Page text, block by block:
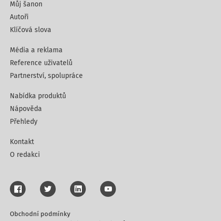
Můj šanon
Autoři
Klíčová slova
Média a reklama
Reference uživatelů
Partnerství, spolupráce
Nabídka produktů
Nápověda
Přehledy
Kontakt
O redakci
Obchodní podmínky